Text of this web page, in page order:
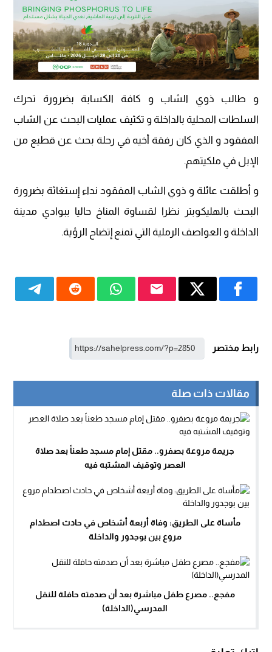
و طالب ذوي الشاب و كافة الكسابة بضرورة تحرك
السلطات المحلية بالداخلة و تكثيف عمليات البحث عن الشاب
المفقود و الذي كان رفقة أخيه في رحلة بحث عن قطيع من
الإبل في ملكيتهم.
و أطلقت عائلة و ذوي الشاب المفقود نداء إستغاثة بضرورة
البحث بالهليكوبتر نظرا لقساوة المناخ حاليا ببوادي مدينة
الداخلة و العواصف الرملية التي تمنع إتضاح الرؤية.
رابط مختصر
مقالات ذات صلة
جريمة مروعة بصفرو.. مقتل إمام مسجد طعناً بعد صلاة
العصر وتوقيف المشتبه فيه
مأساة على الطريق: وفاة أربعة أشخاص في حادث اصطدام
مروع بين بوجدور والداخلة
مفجع.. مصرع طفل مباشرة بعد أن صدمته حافلة للنقل
المدرسي(الداخلة)